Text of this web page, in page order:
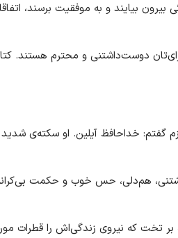
بیایند و به موفقیت برسند،
دوست‌داشتنی و محترم هستند.
گفتم: خداحافظ آیلین. او سکته‌ی
هم‌دلی، حس خوب و حکمت
تخت که نیروی زندگی‌اش را قطرات